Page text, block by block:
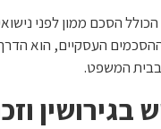
הכולל הסכם ממון לפני
העסקיים, הוא
בבית המשפט.
בגירושין